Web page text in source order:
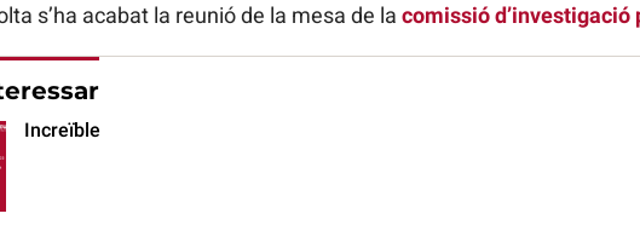
s’ha acabat la reunió de la mesa de la comissió
Increïble